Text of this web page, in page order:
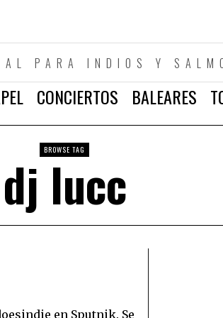
PARA INDIOS Y
CONCIERTOS BALEARES
BROWSE TAG
dj lucc
en Sputnik. Se